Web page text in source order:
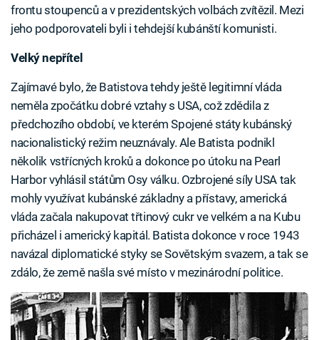
frontu stoupenců a v prezidentských volbách zvítězil. Mezi
jeho podporovateli byli i tehdejší kubánští komunisti.
Velký nepřítel
Zajímavé bylo, že Batistova tehdy ještě legitimní vláda
neměla zpočátku dobré vztahy s USA, což zdědila z
předchozího období, ve kterém Spojené státy kubánský
nacionalistický režim neuznávaly. Ale Batista podnikl
několik vstřícných kroků a dokonce po útoku na Pearl
Harbor vyhlásil státům Osy válku. Ozbrojené síly USA tak
mohly využívat kubánské základny a přístavy, americká
vláda začala nakupovat třtinový cukr ve velkém a na Kubu
přicházel i americký kapitál. Batista dokonce v roce 1943
navázal diplomatické styky se Sovětským svazem, a tak se
zdálo, že země našla své místo v mezinárodní politice.